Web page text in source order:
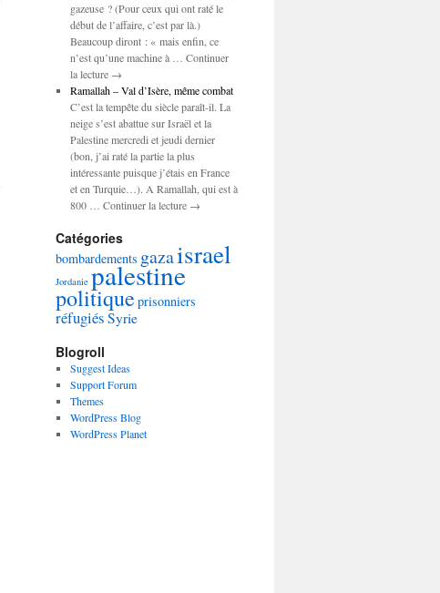
gazeuse ? (Pour ceux qui ont raté le
début de l’affaire, c’est par là.)
Beaucoup diront : « mais enfin, ce
n’est qu’une machine à … Continuer
la lecture →
Ramallah – Val d’Isère, même combat
C’est la tempête du siècle paraît-il. La
neige s’est abattue sur Israël et la
Palestine mercredi et jeudi dernier
(bon, j’ai raté la partie la plus
intéressante puisque j’étais en France
et en Turquie…). A Ramallah, qui est à
800 … Continuer la lecture →
Catégories
bombardements gazaisrael
Jordanie palestine
politique prisonniers
réfugiés Syrie
Blogroll
Suggest Ideas
Support Forum
Themes
WordPress Blog
WordPress Planet